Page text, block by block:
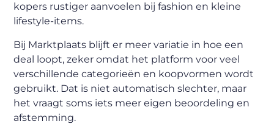
kopers rustiger aanvoelen bij fashion en kleine
lifestyle-items.
Bij Marktplaats blijft er meer variatie in hoe een
deal loopt, zeker omdat het platform voor veel
verschillende categorieën en koopvormen wordt
gebruikt. Dat is niet automatisch slechter, maar
het vraagt soms iets meer eigen beoordeling en
afstemming.